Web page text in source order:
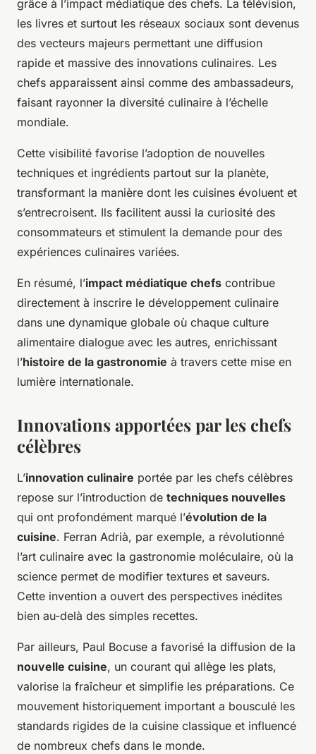
grâce à l’impact médiatique des chefs. La télévision,
les livres et surtout les réseaux sociaux sont devenus
des vecteurs majeurs permettant une diffusion
rapide et massive des innovations culinaires. Les
chefs apparaissent ainsi comme des ambassadeurs,
faisant rayonner la diversité culinaire à l’échelle
mondiale.
Cette visibilité favorise l’adoption de nouvelles
techniques et ingrédients partout sur la planète,
transformant la manière dont les cuisines évoluent et
s’entrecroisent. Ils facilitent aussi la curiosité des
consommateurs et stimulent la demande pour des
expériences culinaires variées.
En résumé, l’impact médiatique chefs contribue
directement à inscrire le développement culinaire
dans une dynamique globale où chaque culture
alimentaire dialogue avec les autres, enrichissant
l’histoire de la gastronomie à travers cette mise en
lumière internationale.
Innovations apportées par les chefs
célèbres
L’innovation culinaire portée par les chefs célèbres
repose sur l’introduction de techniques nouvelles
qui ont profondément marqué l’évolution de la
cuisine. Ferran Adrià, par exemple, a révolutionné
l’art culinaire avec la gastronomie moléculaire, où la
science permet de modifier textures et saveurs.
Cette invention a ouvert des perspectives inédites
bien au-delà des simples recettes.
Par ailleurs, Paul Bocuse a favorisé la diffusion de la
nouvelle cuisine, un courant qui allège les plats,
valorise la fraîcheur et simplifie les préparations. Ce
mouvement historiquement important a bousculé les
standards rigides de la cuisine classique et influencé
de nombreux chefs dans le monde.